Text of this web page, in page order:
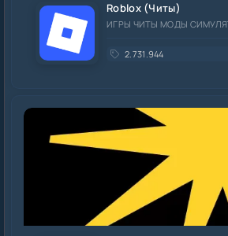
Roblox (Читы)
ИГРЫ ЧИТЫ МОДЫ
2.731.944